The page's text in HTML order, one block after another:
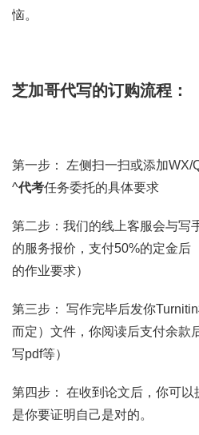
恼。
芝加哥代写的订购流程：
第一步： 左侧扫一扫或添加WX/
^代考任务委托的具体要求
第二步：我们的线上客服会与写
的服务报价，支付50%的定金后
的作业要求）
第三步： 写作完毕后发你
而定）文件，你阅读后支付余款
写pdf等）
第四步： 在收到论文后，你可
是你要证明自己是对的。